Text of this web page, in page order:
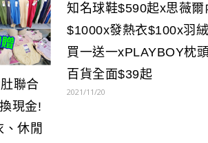
聯合
現金!
休閒
知名球鞋$590起x思薇爾
$1000x發熱衣$100x羽
買一送一xPLAYBOY枕
百貨全面$39起
2021/11/20